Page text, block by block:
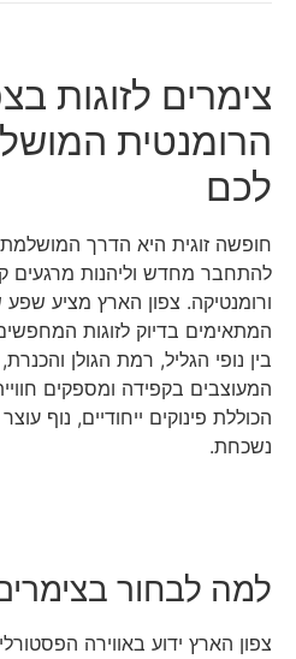
צימרים לזוגות
הרומנטית
לכם
חופשה זוגית היא הדרך
להתחבר מחדש וליהנות מרגעים
ורומנטיקה. צפון הארץ מציע
המתאימים בדיוק לזוגות
בין נופי הגליל, רמת הגולן
המעוצבים בקפידה ומספקים
הכוללת פינוקים ייחודיים, נוף
נשכחת.
למה לבחור
צפון הארץ ידוע באווירה